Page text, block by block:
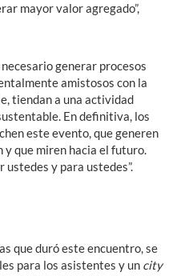
mayor valor agregado”,
generar procesos
amistosos con la
tiendan a una actividad
En definitiva, los
este evento, que generen
y que miren hacia el futuro.
ustedes y para ustedes”.
que duró este encuentro, se
para los asistentes y un city